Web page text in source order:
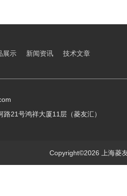
展示 新闻资讯 技术文章
21号鸿祥大厦11层（菱友汇）
Copyright©2026 上海菱